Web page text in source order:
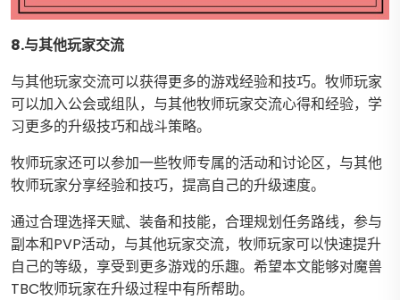
8.与其他玩家交流
与其他玩家交流可以获得更多的游戏经验和技巧。牧师玩家
可以加入公会或组队，与其他牧师玩家交流心得和经验，学
习更多的升级技巧和战斗策略。
牧师玩家还可以参加一些牧师专属的活动和讨论区，与其他
牧师玩家分享经验和技巧，提高自己的升级速度。
通过合理选择天赋、装备和技能，合理规划任务路线，参与
副本和PVP活动，与其他玩家交流，牧师玩家可以快速提升
自己的等级，享受到更多游戏的乐趣。希望本文能够对魔兽
TBC牧师玩家在升级过程中有所帮助。